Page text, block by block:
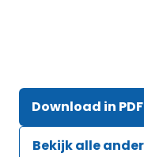
Download in PDF
Bekijk alle